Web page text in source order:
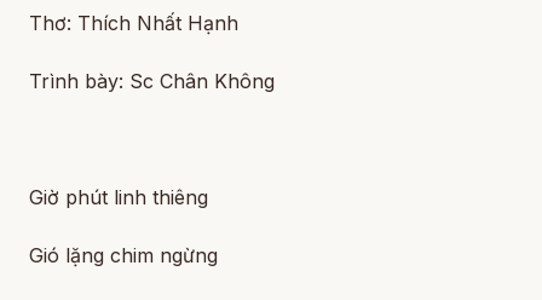
Thơ: Thích Nhất Hạnh
Trình bày: Sc Chân Không
Giờ phút linh thiêng
Gió lặng chim ngừng